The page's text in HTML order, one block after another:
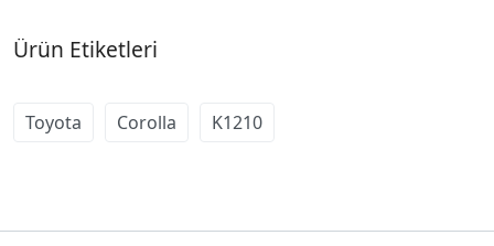
Ürün Etiketleri
Toyota Corolla K1210